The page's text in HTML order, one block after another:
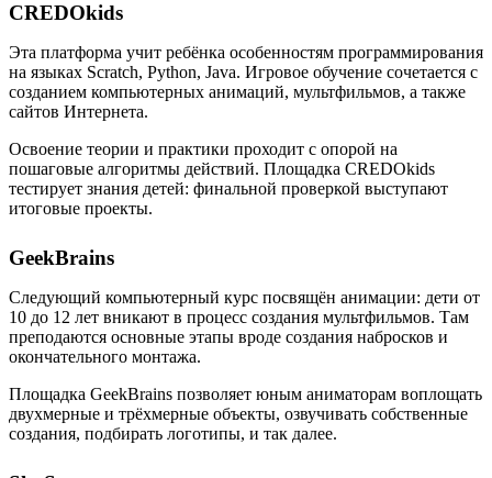
CREDOkids
Эта платформа учит ребёнка особенностям программирования
на языках Scratch, Python, Java. Игровое обучение сочетается с
созданием компьютерных анимаций, мультфильмов, а также
сайтов Интернета.
Освоение теории и практики проходит с опорой на
пошаговые алгоритмы действий. Площадка CREDOkids
тестирует знания детей: финальной проверкой выступают
итоговые проекты.
GeekBrains
Следующий компьютерный курс посвящён анимации: дети от
10 до 12 лет вникают в процесс создания мультфильмов. Там
преподаются основные этапы вроде создания набросков и
окончательного монтажа.
Площадка GeekBrains позволяет юным аниматорам воплощать
двухмерные и трёхмерные объекты, озвучивать собственные
создания, подбирать логотипы, и так далее.